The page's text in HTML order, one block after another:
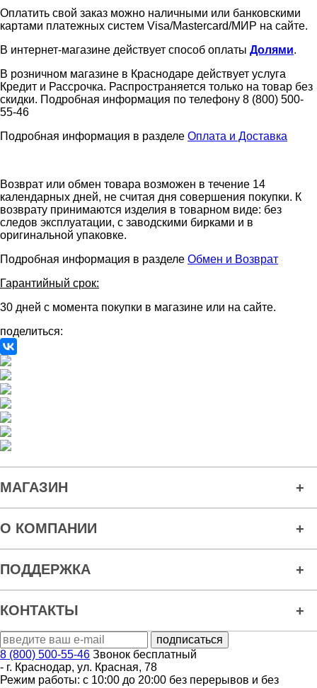
Оплатить свой заказ можно наличными или банковскими
картами платежных систем Visa/Mastercard/МИР на сайте.
В интернет-магазине действует способ оплаты Долями.
В розничном магазине в Краснодаре действует услуга
Кредит и Рассрочка. Распространяется только на товар без
скидки. Подробная информация по телефону 8 (800) 500-
55-46
Подробная информация в разделе Оплата и Доставка
Возврат или обмен товара возможен в течение 14
календарных дней, не считая дня совершения покупки. К
возврату принимаются изделия в товарном виде: без
следов эксплуатации, с заводскими бирками и в
оригинальной упаковке.
Подробная информация в разделе Обмен и Возврат
Гарантийный срок:
30 дней с момента покупки в магазине или на сайте.
поделиться:
МАГАЗИН
О КОМПАНИИ
ПОДДЕРЖКА
КОНТАКТЫ
8 (800) 500-55-46 Звонок бесплатный
- г. Краснодар, ул. Красная, 78
Режим работы: с 10:00 до 20:00 без перерывов и без